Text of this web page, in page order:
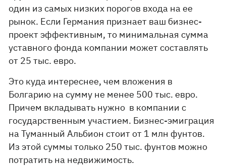
один из самых низких порогов входа на ее
рынок. Если Германия признает ваш бизнес-
проект эффективным, то минимальная сумма
уставного фонда компании может составлять
от 25 тыс. евро.
Это куда интереснее, чем вложения в
Болгарию на сумму не менее 500 тыс. евро.
Причем вкладывать нужно в компании с
государственным участием. Бизнес-эмиграция
на Туманный Альбион стоит от 1 млн фунтов.
Из этой суммы только 250 тыс. фунтов можно
потратить на недвижимость.